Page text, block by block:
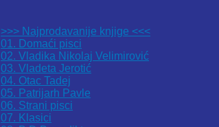
>>> Najprodavanije knjige <<<
01. Domaći pisci
02. Vladika Nikolaj Velimirović
03. Vladeta Jerotić
04. Otac Tadej
05. Patrijarh Pavle
06. Strani pisci
07. Klasici